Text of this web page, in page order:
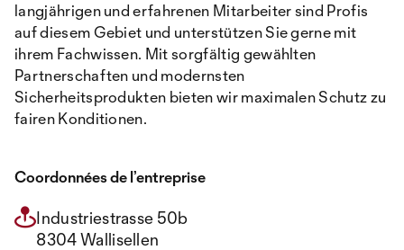
langjährigen und erfahrenen Mitarbeiter sind Profis
auf diesem Gebiet und unterstützen Sie gerne mit
ihrem Fachwissen. Mit sorgfältig gewählten
Partnerschaften und modernsten
Sicherheitsprodukten bieten wir maximalen Schutz zu
fairen Konditionen.
Coordonnées de l’entreprise
Industriestrasse 50b
8304 Wallisellen